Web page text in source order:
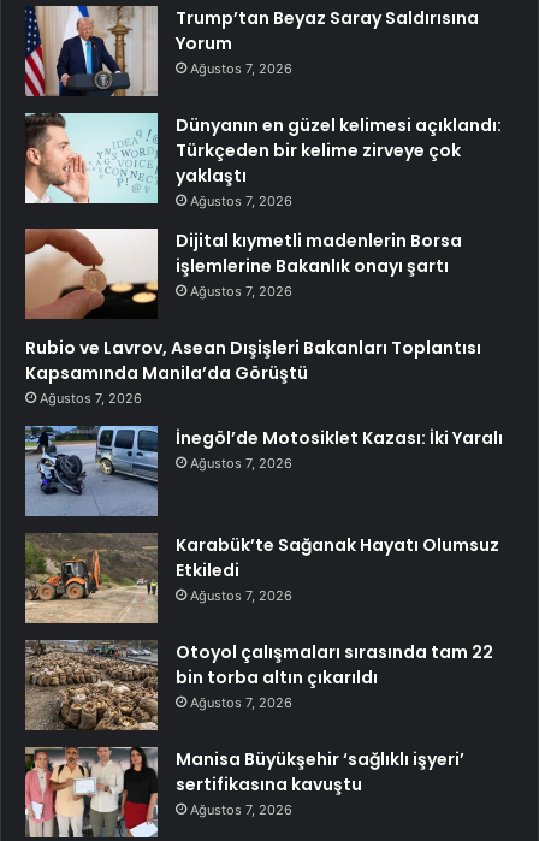
Trump’tan Beyaz Saray Saldırısına
Yorum
Ağustos 7, 2026
Dünyanın en güzel kelimesi açıklandı:
Türkçeden bir kelime zirveye çok
yaklaştı
Ağustos 7, 2026
Dijital kıymetli madenlerin Borsa
işlemlerine Bakanlık onayı şartı
Ağustos 7, 2026
Rubio ve Lavrov, Asean Dışişleri Bakanları Toplantısı
Kapsamında Manila’da Görüştü
Ağustos 7, 2026
İnegöl’de Motosiklet Kazası: İki Yaralı
Ağustos 7, 2026
Karabük’te Sağanak Hayatı Olumsuz
Etkiledi
Ağustos 7, 2026
Otoyol çalışmaları sırasında tam 22
bin torba altın çıkarıldı
Ağustos 7, 2026
Manisa Büyükşehir ‘sağlıklı işyeri’
sertifikasına kavuştu
Ağustos 7, 2026